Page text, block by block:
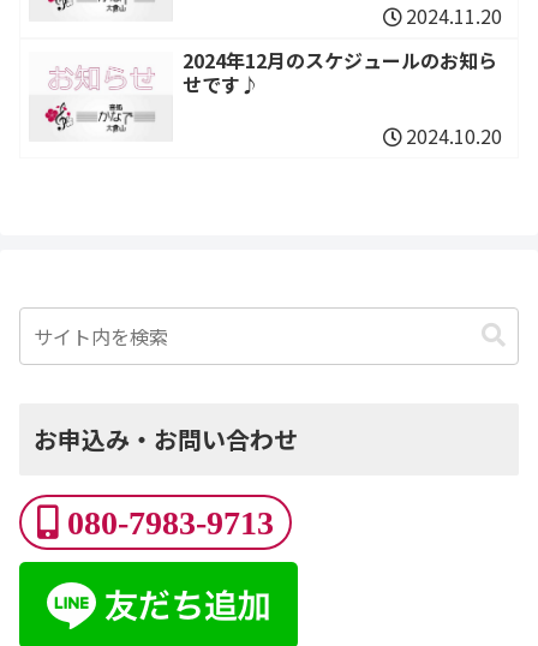
2024.11.20
2024年12月のスケジュールのお知ら
せです♪
2024.10.20
お申込み・お問い合わせ
080-7983-9713